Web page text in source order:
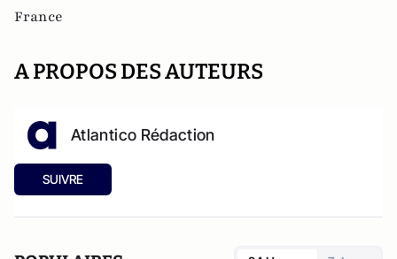
France
A PROPOS DES AUTEURS
Atlantico Rédaction
SUIVRE